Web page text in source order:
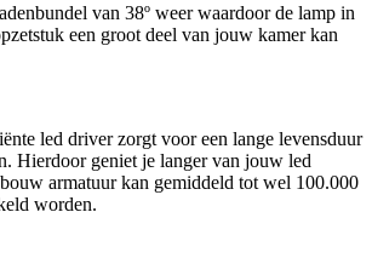
van 38º weer waardoor de lamp in
een groot deel van jouw kamer kan
led driver zorgt voor een lange levensduur
Hierdoor geniet je langer van jouw led
armatuur kan gemiddeld tot wel 100.000
worden.